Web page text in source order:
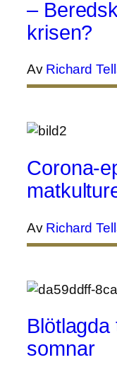
–
krisen?
Av Richard
Corona-
Av Richard
Blötlagda
somnar